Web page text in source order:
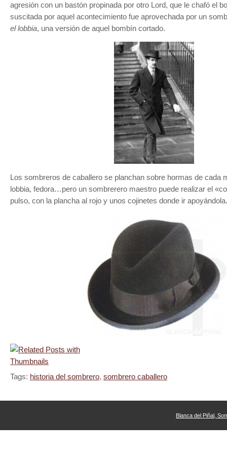
agresión con un bastón propinada por otro Lord, que le chafó el
suscitada por aquel acontecimiento fue aprovechada por un
el lobbia, una versión de aquel bombín cortado.
Los sombreros de caballero se planchan sobre hormas de cada
lobbia, fedora…pero un sombrerero maestro puede realizar el
pulso, con la plancha al rojo y unos cojinetes donde ir apoyándola.
Tags: historia del sombrero, sombrero caballero
Blanca del Piñal,